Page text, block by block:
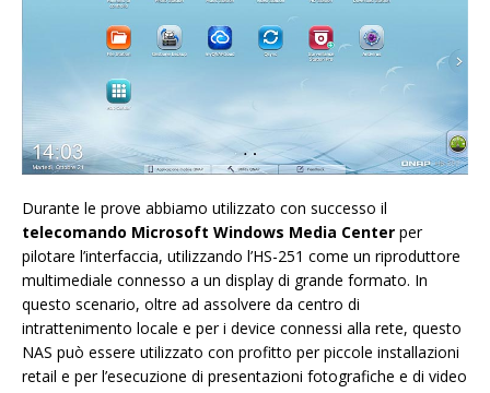
Durante le prove abbiamo utilizzato con successo il
telecomando Microsoft Windows Media Center per
pilotare l’interfaccia, utilizzando l’HS-251 come un riproduttore
multimediale connesso a un display di grande formato. In
questo scenario, oltre ad assolvere da centro di
intrattenimento locale e per i device connessi alla rete, questo
NAS può essere utilizzato con profitto per piccole installazioni
retail e per l’esecuzione di presentazioni fotografiche e di video